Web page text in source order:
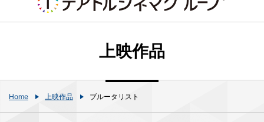
上映作品
Home 上映作品 ブルータリスト